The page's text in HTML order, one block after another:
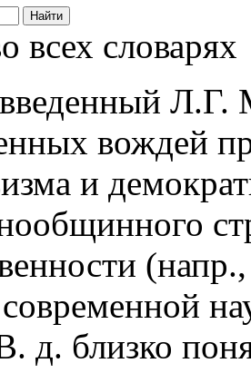
всех словарях
Л.Г.
вождей
и
д. близко